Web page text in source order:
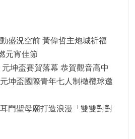
盛況空前 黃偉哲主炮城祈福
元宵佳節
坤盃賽賀落幕 恭賀觀音高中
坤盃國際青年七人制橄欖球邀
門聖母廟打造浪漫「雙雙對對